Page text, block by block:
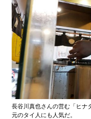
長谷川真也さんの営む「ヒナ
元のタイ人にも人気だ。